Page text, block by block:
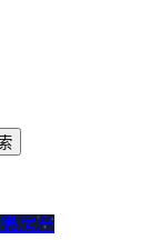
微房产